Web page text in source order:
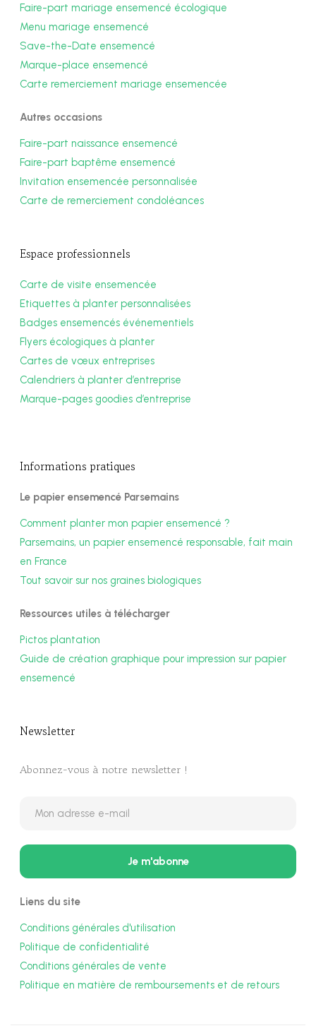
Faire-part mariage ensemencé écologique
Menu mariage ensemencé
Save-the-Date ensemencé
Marque-place ensemencé
Carte remerciement mariage ensemencée
Autres occasions
Faire-part naissance ensemencé
Faire-part baptême ensemencé
Invitation ensemencée personnalisée
Carte de remerciement condoléances
Espace professionnels
Carte de visite ensemencée
Etiquettes à planter personnalisées
Badges ensemencés événementiels
Flyers écologiques à planter
Cartes de vœux entreprises
Calendriers à planter d’entreprise
Marque-pages goodies d’entreprise
Informations pratiques
Le papier ensemencé Parsemains
Comment planter mon papier ensemencé ?
Parsemains, un papier ensemencé responsable, fait main
en France
Tout savoir sur nos graines biologiques
Ressources utiles à télécharger
Pictos plantation
Guide de création graphique pour impression sur papier
ensemencé
Newsletter​
Abonnez-vous à notre newsletter !
Liens du site
Conditions générales d'utilisation
Politique de confidentialité
Conditions générales de vente
Politique en matière de remboursements et de retours